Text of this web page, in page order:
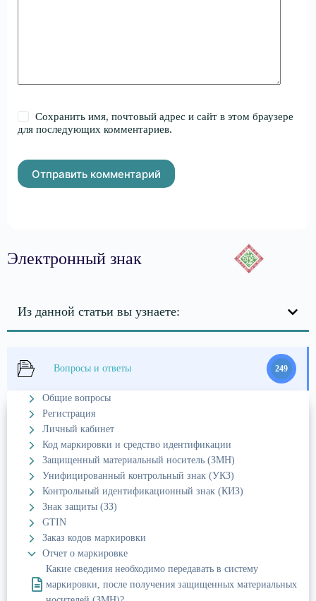
Сохранить имя, почтовый адрес и сайт в этом браузере
для последующих комментариев.
Отправить комментарий
Электронный знак
Из данной статьи вы узнаете:
Вопросы и ответы 249
Общие вопросы
Регистрация
Личный кабинет
Код маркировки и средство идентификации
Защищенный материальный носитель (ЗМН)
Унифицированный контрольный знак (УКЗ)
Контрольный идентификационный знак (КИЗ)
Знак защиты (ЗЗ)
GTIN
Заказ кодов маркировки
Отчет о маркировке
Какие сведения необходимо передавать в систему
маркировки, после получения защищенных материальных